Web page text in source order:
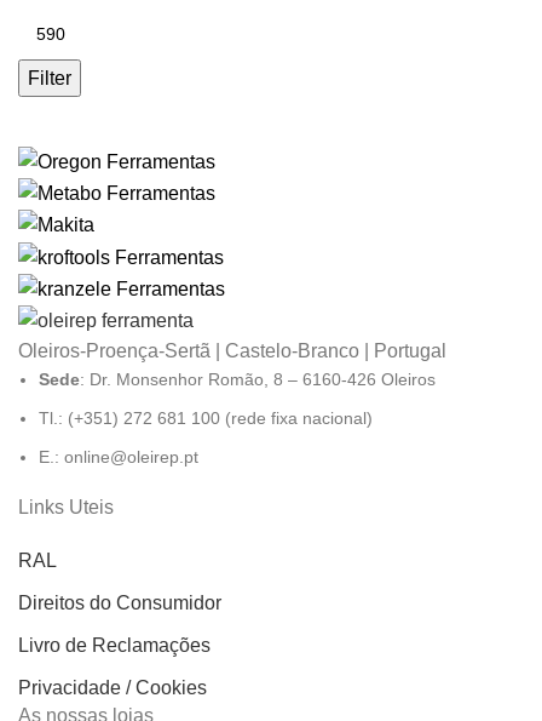
Filter
Oleiros-Proença-Sertã | Castelo-Branco | Portugal
Sede: Dr. Monsenhor Romão, 8 – 6160-426 Oleiros
Tl.: (+351) 272 681 100 (rede fixa nacional)
E.: online@oleirep.pt
Links Uteis
RAL
Direitos do Consumidor
Livro de Reclamações
Privacidade / Cookies
As nossas lojas